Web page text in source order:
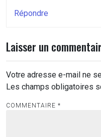
Répondre
Laisser un
Votre adresse e-mail ne
Les champs obligatoires
COMMENTAIRE *